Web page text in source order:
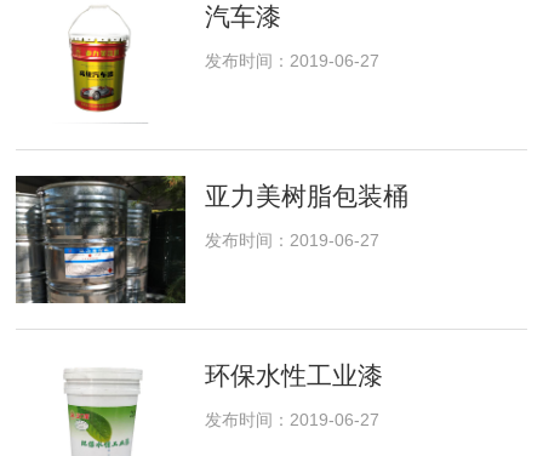
汽车漆
发布时间：2019-06-27
亚力美树脂包装桶
发布时间：2019-06-27
环保水性工业漆
发布时间：2019-06-27